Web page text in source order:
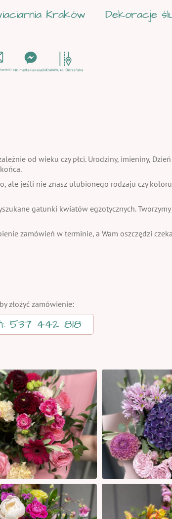
Kraków Dekoracje
od wieku czy płci. Urodziny, imieniny,
ale jeśli nie znasz ulubionego rodzaju czy
gatunki kwiatów egzotycznych.
zamówień w terminie, a Wam oszczędzi
złożyć zamówienie:
537 442 818